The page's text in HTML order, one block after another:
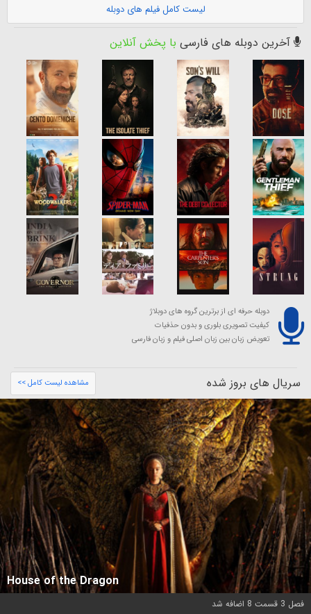
لیست کامل فیلم های دوبله
آخرین دوبله های فارسی با پخش آنلاین
دوبله حرفه ای از برترین گروه های دوبلاژ
کیفیت تصویری بلوری و بدون حذفیات
تعویض زبان بین زبان اصلی فیلم و زبان فارسی
سریال های بروز شده مشاهده لیست کامل >>
House of the Dragon
فصل 3 قسمت 8 اضافه شد